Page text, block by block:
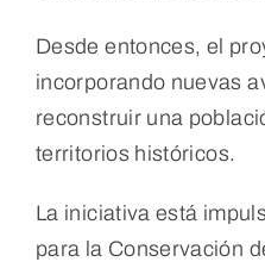
Desde entonces, el
incorporando nuevas
reconstruir una
territorios históricos.
La iniciativa está
para la Conservación